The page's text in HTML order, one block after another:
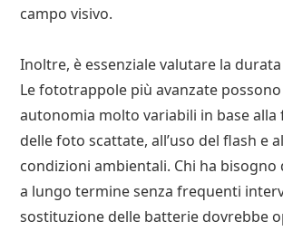
campo visivo.
Inoltre, è essenziale valutare la
Le fototrappole più avanzate
autonomia molto variabili in base alla
delle foto scattate, all’uso del flash e
condizioni ambientali. Chi ha
a lungo termine senza frequenti
sostituzione delle batterie dovrebbe